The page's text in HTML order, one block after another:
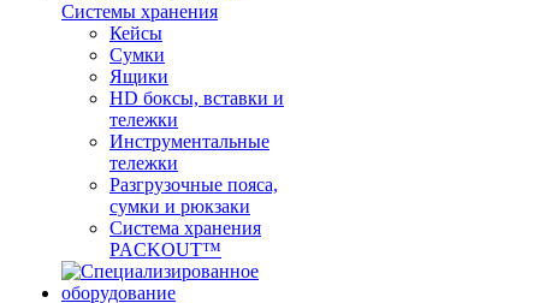
Системы хранения
Кейсы
Сумки
Ящики
HD боксы, вставки и
тележки
Инструментальные
тележки
Разгрузочные пояса,
сумки и рюкзаки
Система хранения
PACKOUT™